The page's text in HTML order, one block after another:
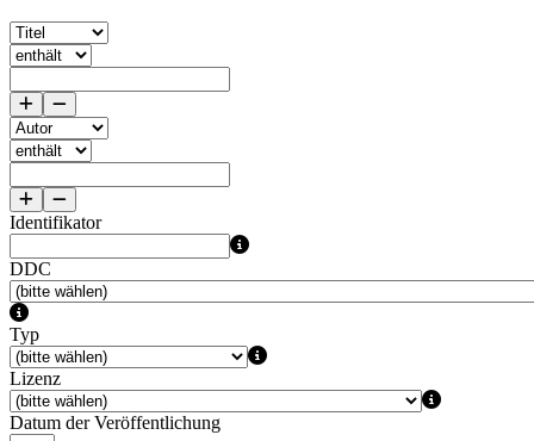
Identifikator
DDC
Typ
Lizenz
Datum der Veröffentlichung